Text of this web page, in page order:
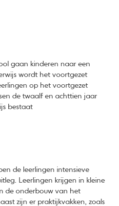
gaan kinderen naar een
wordt het voortgezet
op het voortgezet
de twaalf en achttien jaar
bestaat
de leerlingen intensieve
Leerlingen krijgen in kleine
de onderbouw van het
zijn er praktijkvakken, zoals